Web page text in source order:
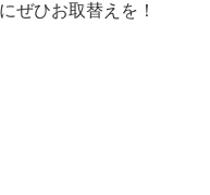
ぜひお取替えを！